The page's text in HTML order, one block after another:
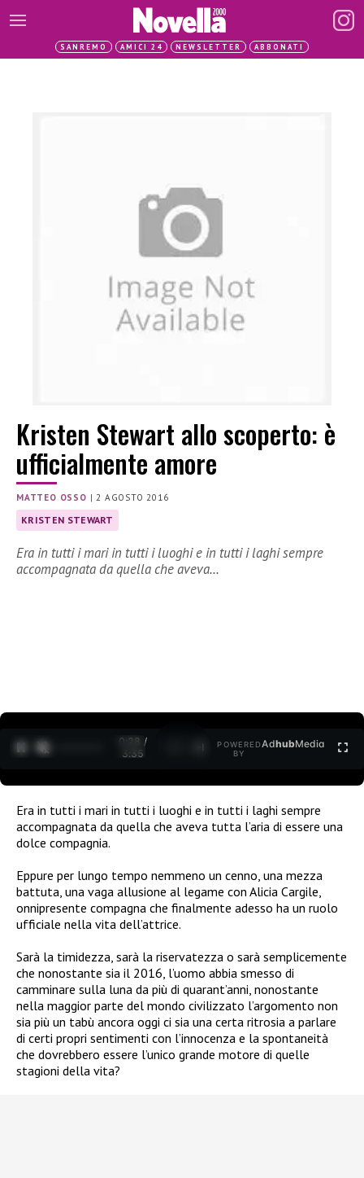
SANREMO AMICI 24 NEWSLETTER ABBONATI
Kristen Stewart allo scoperto: è
ufficialmente amore
MATTEO OSSO | 2 AGOSTO 2016
KRISTEN STEWART
Era in tutti i mari in tutti i luoghi e in tutti i laghi sempre
accompagnata da quella che aveva…
0:29 /
3:35
POWERED
BY
AdhubMedia
Era in tutti i mari in tutti i luoghi e in tutti i laghi sempre
accompagnata da quella che aveva tutta l’aria di essere una
dolce compagnia.
Eppure per lungo tempo nemmeno un cenno, una mezza
battuta, una vaga allusione al legame con Alicia Cargile,
onnipresente compagna che finalmente adesso ha un ruolo
ufficiale nella vita dell’attrice.
Sarà la timidezza, sarà la riservatezza o sarà semplicemente
che nonostante sia il 2016, l’uomo abbia smesso di
camminare sulla luna da più di quarant’anni, nonostante
nella maggior parte del mondo civilizzato l’argomento non
sia più un tabù ancora oggi ci sia una certa ritrosia a parlare
di certi propri sentimenti con l’innocenza e la spontaneità
che dovrebbero essere l’unico grande motore di quelle
stagioni della vita?